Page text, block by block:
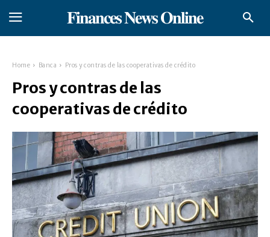
𝐅𝐢𝐧𝐚𝐧𝐜𝐞𝐬 𝐍𝐞𝐰𝐬 𝐎𝐧𝐥𝐢𝐧𝐞
Home Banca Pros y contras de las cooperativas de crédito
Pros y contras de las
cooperativas de crédito